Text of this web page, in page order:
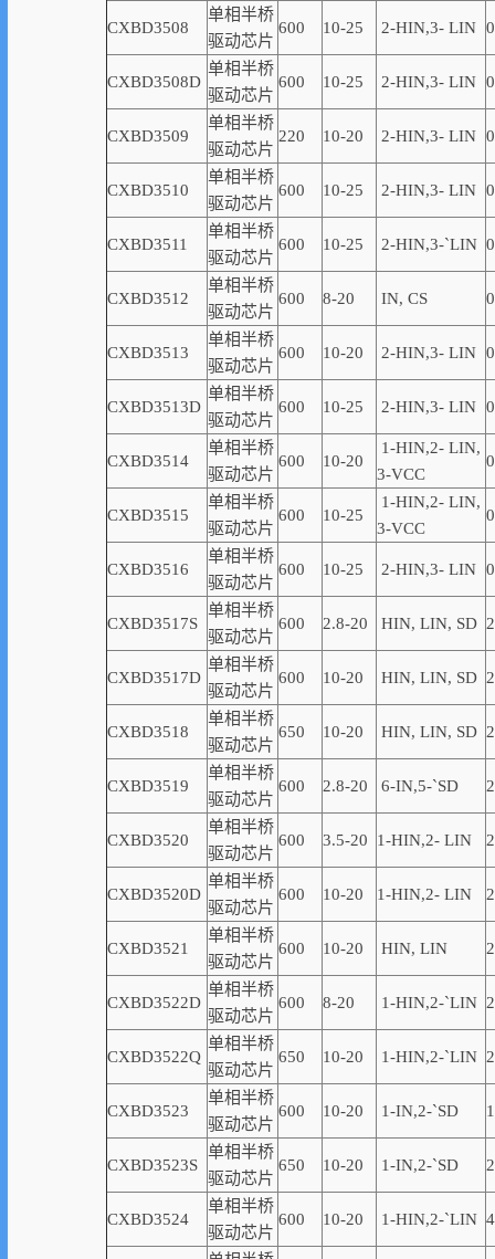
CXBD3508
单相半桥
驱动芯片
600 10-25 2-HIN,3- LIN
CXBD3508D
单相半桥
驱动芯片
600 10-25 2-HIN,3- LIN
CXBD3509
单相半桥
驱动芯片
220 10-20 2-HIN,3- LIN
CXBD3510
单相半桥
驱动芯片
600 10-25 2-HIN,3- LIN
CXBD3511
单相半桥
驱动芯片
600 10-25 2-HIN,3-`LIN
CXBD3512
单相半桥
驱动芯片
600 8-20 IN, CS
CXBD3513
单相半桥
驱动芯片
600 10-20 2-HIN,3- LIN
CXBD3513D
单相半桥
驱动芯片
600 10-25 2-HIN,3- LIN
CXBD3514
单相半桥
驱动芯片
600 10-20
1-HIN,2- LIN,
3-VCC
CXBD3515
单相半桥
驱动芯片
600 10-25
1-HIN,2- LIN,
3-VCC
CXBD3516
单相半桥
驱动芯片
600 10-25 2-HIN,3- LIN
CXBD3517S
单相半桥
驱动芯片
600 2.8-20 HIN, LIN, SD
CXBD3517D
单相半桥
驱动芯片
600 10-20 HIN, LIN, SD
CXBD3518
单相半桥
驱动芯片
650 10-20 HIN, LIN, SD
CXBD3519
单相半桥
驱动芯片
600 2.8-20 6-IN,5-`SD
CXBD3520
单相半桥
驱动芯片
600 3.5-20 1-HIN,2- LIN
CXBD3520D
单相半桥
驱动芯片
600 10-20 1-HIN,2- LIN
CXBD3521
单相半桥
驱动芯片
600 10-20 HIN, LIN
CXBD3522D
单相半桥
驱动芯片
600 8-20 1-HIN,2-`LIN
CXBD3522Q
单相半桥
驱动芯片
650 10-20 1-HIN,2-`LIN
CXBD3523
单相半桥
驱动芯片
600 10-20 1-IN,2-`SD
CXBD3523S
单相半桥
驱动芯片
650 10-20 1-IN,2-`SD
CXBD3524
单相半桥
驱动芯片
600 10-20 1-HIN,2-`LIN